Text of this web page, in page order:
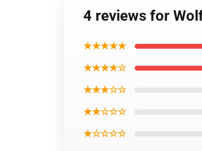
4 reviews for
★★★★★
★★★★☆
★★★☆☆
★★☆☆☆
★☆☆☆☆